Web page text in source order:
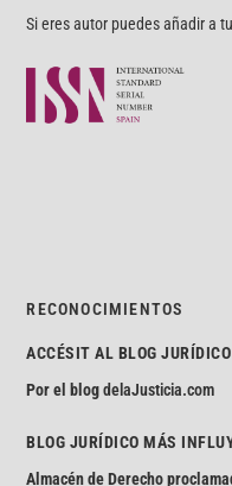
Si eres autor puedes añadir a
RECONOCIMIENTOS
ACCÉSIT AL BLOG
Por el blogdelaJusticia.com
BLOG JURÍDICO MÁS
Almacén de Derecho